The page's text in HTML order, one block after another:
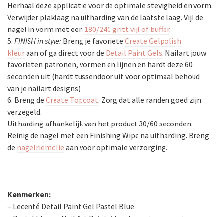
Herhaal deze applicatie voor de optimale stevigheid en vorm.
Verwijder plaklaag na uitharding van de laatste laag. Vijl de
nagel in vorm met een 180/240 gritt vijl of buffer.
5. FINISH in style: Breng je favoriete Create Gelpolish
kleuraan of ga direct voor de Detail Paint Gels. Nailart jouw
favorieten patronen, vormen en lijnen en hardt deze 60
seconden uit (hardt tussendoor uit voor optimaal behoud
van je nailart designs)
6. Breng de Create Topcoat. Zorg dat alle randen goed zijn
verzegeld.
Uitharding afhankelijk van het product 30/60 seconden.
Reinig de nagel met een Finishing Wipe na uitharding. Breng
de nagelriemolie aan voor optimale verzorging.
Kenmerken:
– Lecenté Detail Paint Gel Pastel Blue